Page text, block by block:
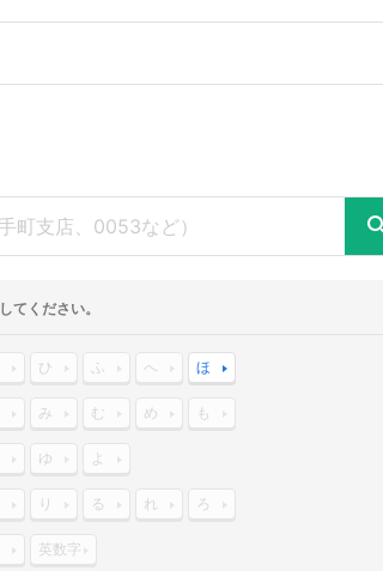
てください。
ひ ふ へ ほ
み む め も
ゆ よ
り る れ ろ
英数字